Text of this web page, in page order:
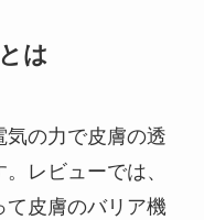
は
気の力で皮膚の透
レビューでは、
て皮膚のバリア機